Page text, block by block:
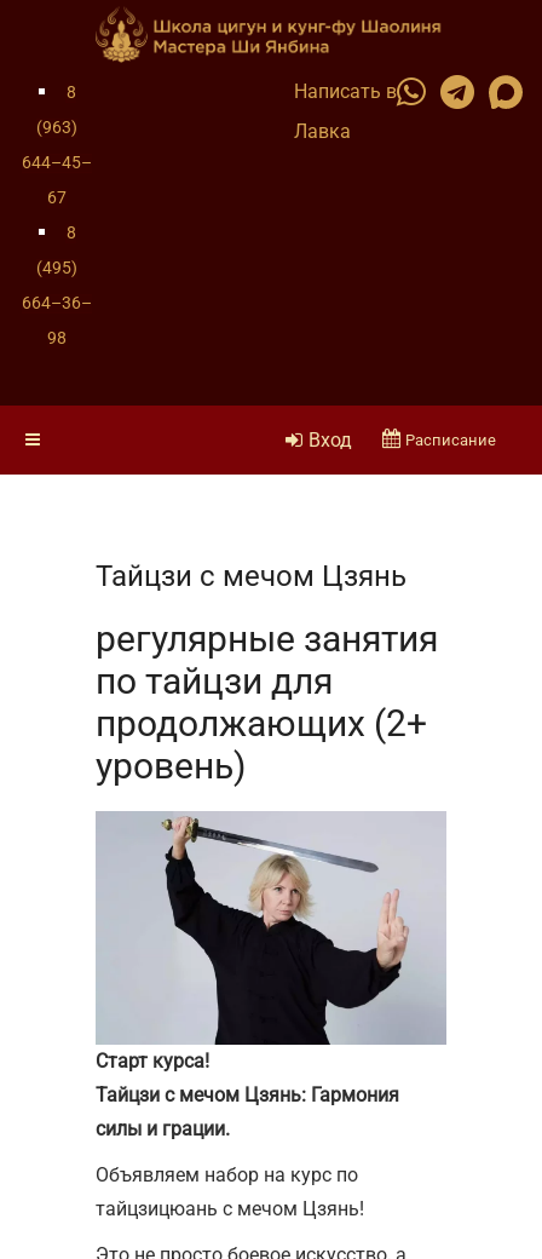
8
(963)
644–45–
67
8
(495)
664–36–
98
Написать в
Лавка
Вход Расписание
Тайцзи с мечом Цзянь
регулярные занятия
по тайцзи для
продолжающих (2+
уровень)
Старт курса!
Тайцзи с мечом Цзянь: Гармония
силы и грации.
Объявляем набор на курс по
тайцзицюань с мечом Цзянь!